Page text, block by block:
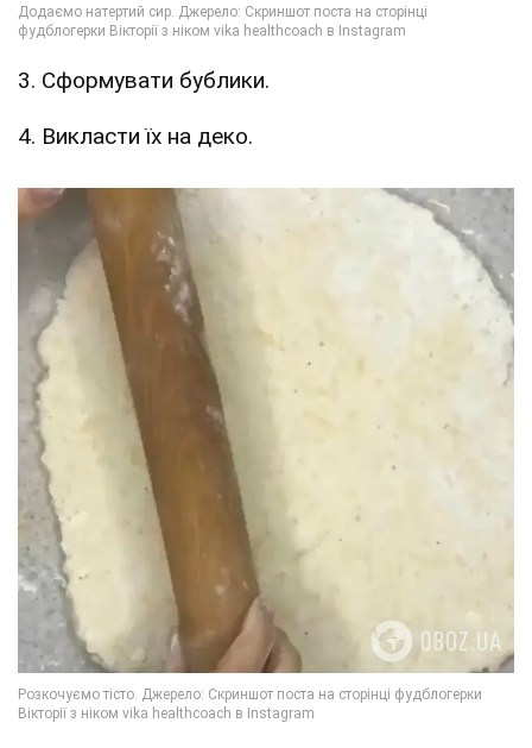
3. Сформувати бублики.
4. Викласти їх на деко.